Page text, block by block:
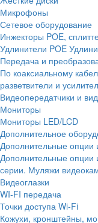
Микрофоны
Сетевое оборудование
Инжекторы POE,
Удлинители POE
Передача и
По коаксиальному
разветвители и
Видеопередатчики и
Мониторы
Мониторы LED/LCD
Дополнительное
Дополнительные опции
Дополнительные опции
серии. Муляжи
Видеоглазки
WI-FI передача
Точки доступа Wi-Fi
Кожухи, кронштейны,